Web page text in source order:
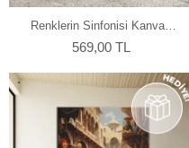
Renklerin Sinfonisi Kanvas
Tablo
569,00 TL